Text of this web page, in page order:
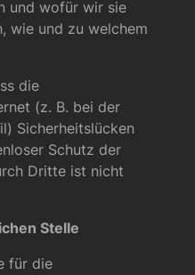
und wofür wir sie
wie und zu welchem
die
(z. B. bei der
Sicherheitslücken
Schutz der
Dritte ist nicht
Stelle
für die